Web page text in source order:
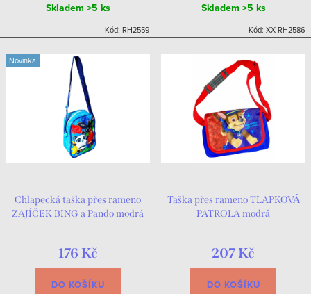
Skladem >5 ks
Kód: RH2559
Skladem >5 ks
Kód: XX-RH2586
Novinka
Chlapecká taška přes rameno
ZAJÍČEK BING a Pando modrá
176 Kč
DO KOŠÍKU
Taška přes rameno TLAPKOVÁ
PATROLA modrá
207 Kč
DO KOŠÍKU